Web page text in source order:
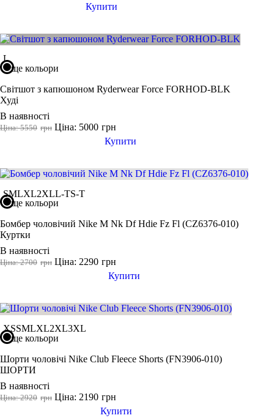
Показати більше
Купити
L
ще кольори
Світшот з капюшоном Ryderwear Force FORHOD-BLK
Худі
В наявності
грн
Ціна: 5550 грн
Ціна: 5000
Купити
SMLXL2XLL-TS-T
ще кольори
Бомбер чоловічий Nike M Nk Df Hdie Fz Fl (CZ6376-010)
Куртки
В наявності
грн
Ціна: 2700 грн
Ціна: 2290
Купити
XSSMLXL2XL3XL
ще кольори
Шорти чоловічі Nike Club Fleece Shorts (FN3906-010)
ШОРТИ
В наявності
грн
Ціна: 2920 грн
Ціна: 2190
Купити